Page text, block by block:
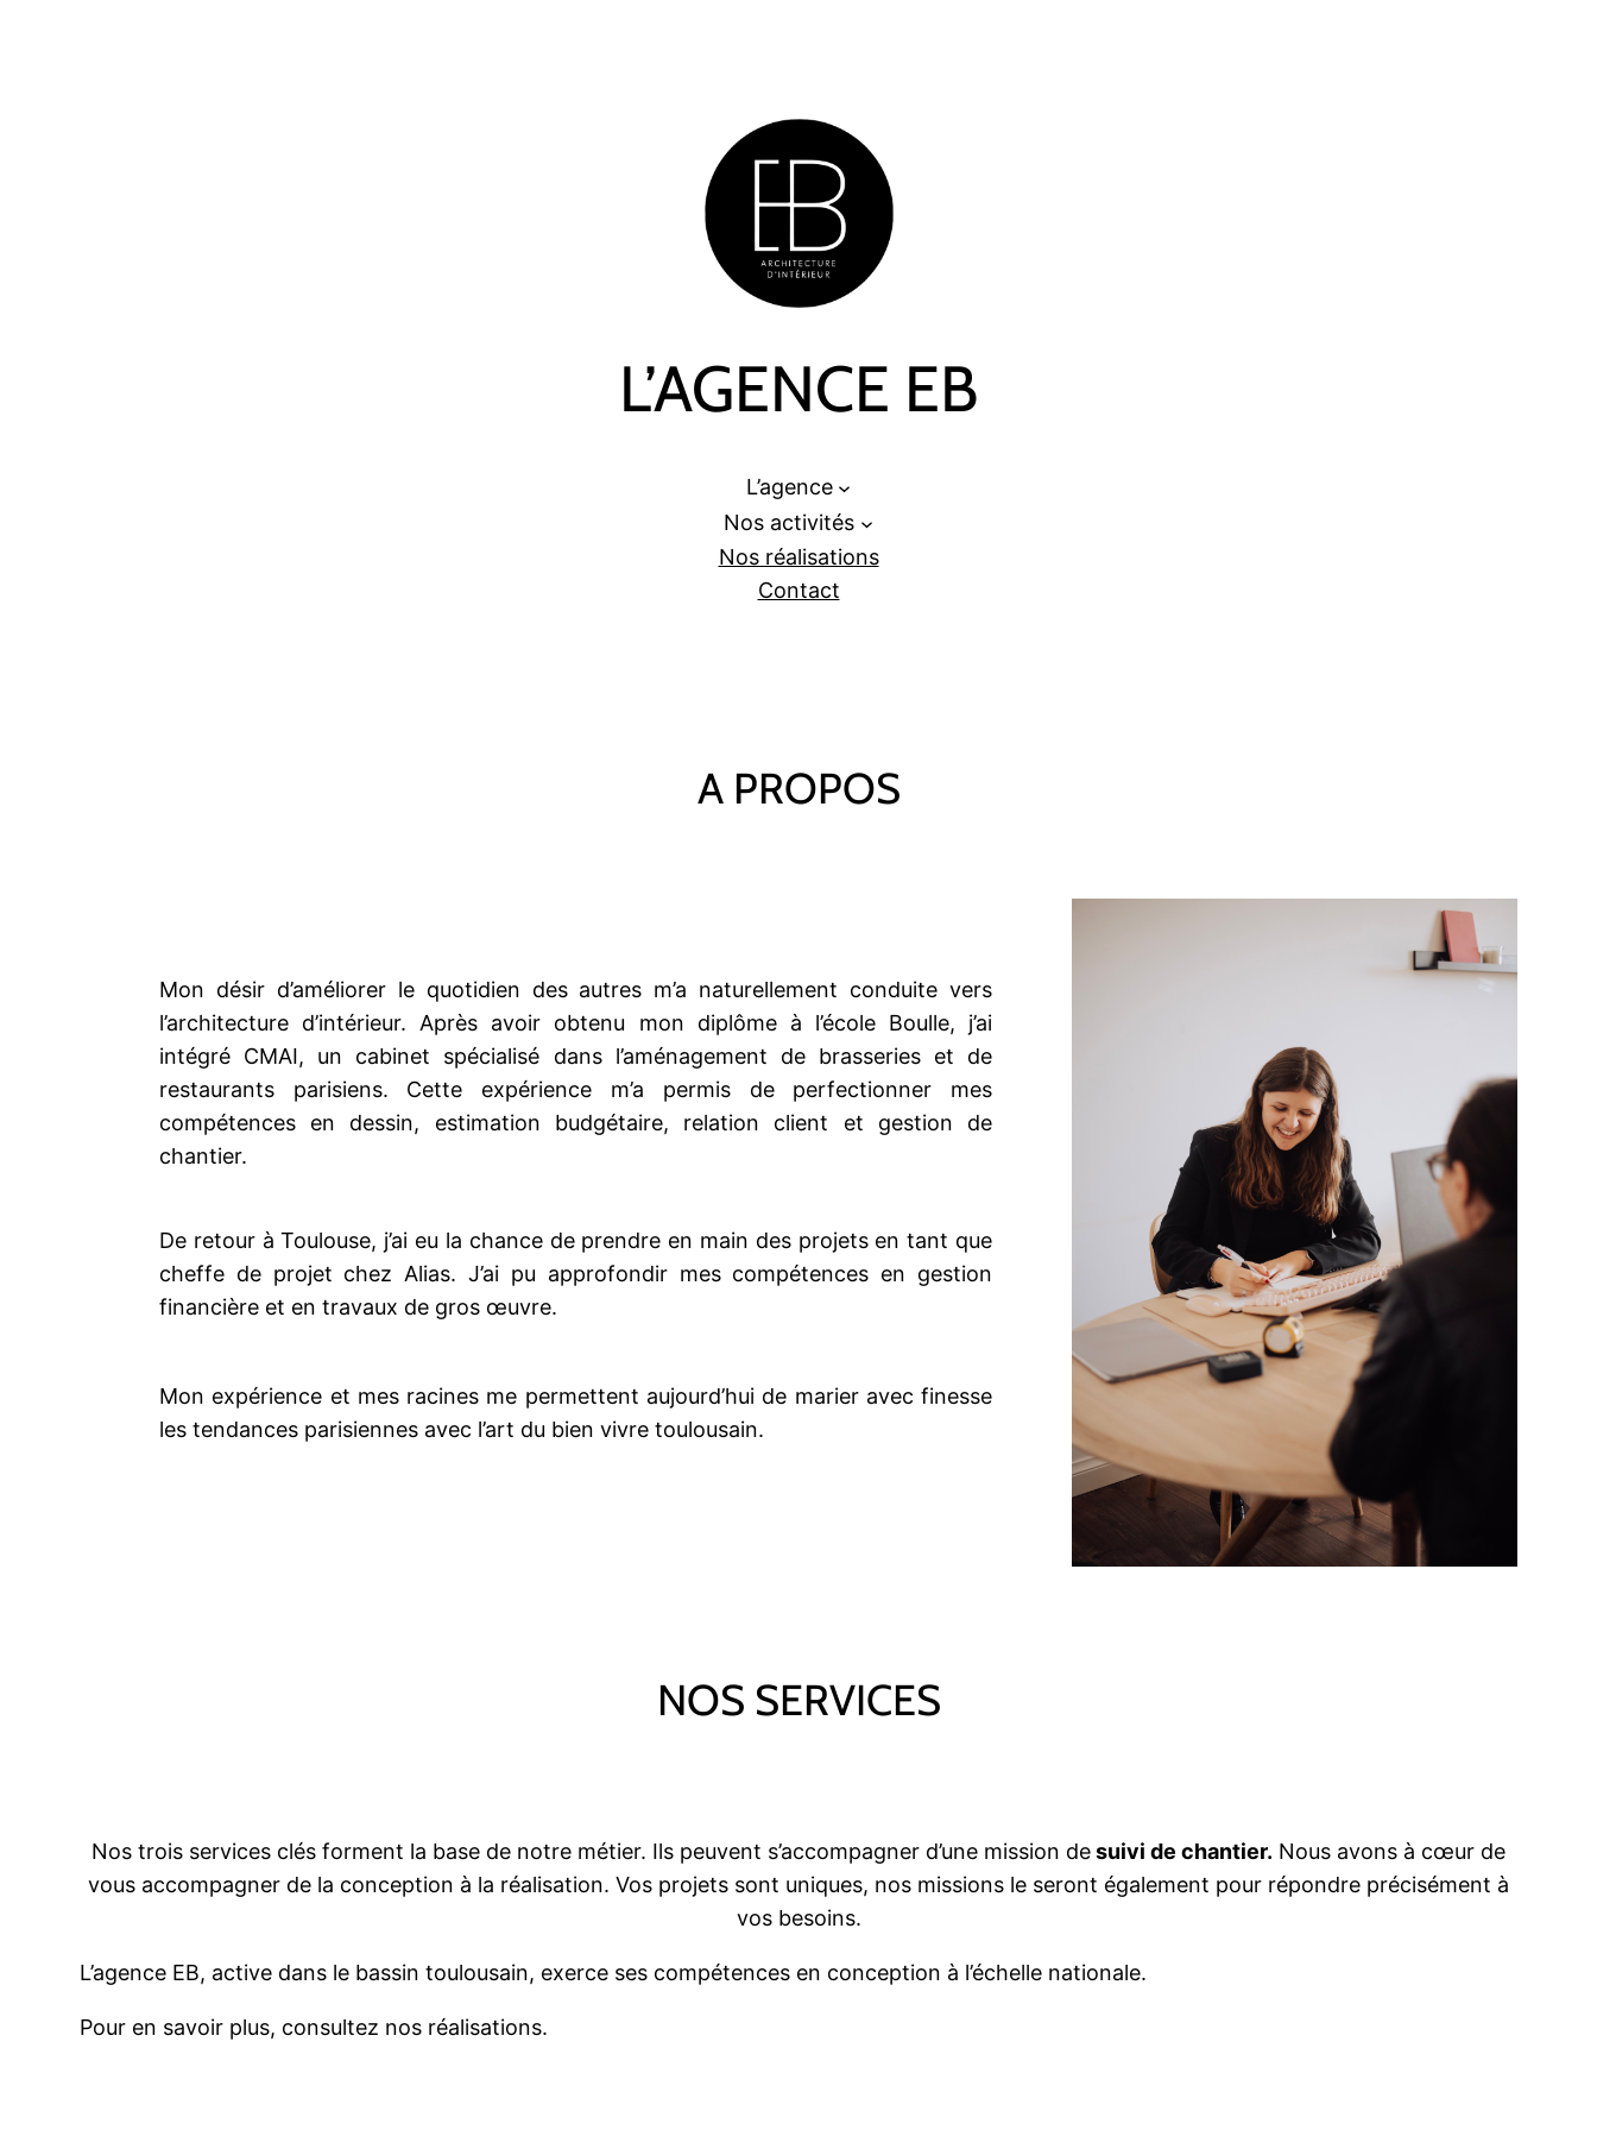
L’AGENCE EB
L’agence
Nos activités
Nos réalisations
Contact
A PROPOS
Mon désir d’améliorer le quotidien des autres m’a naturellement conduite vers
l’architecture d’intérieur. Après avoir obtenu mon diplôme à l’école Boulle, j’ai
intégré CMAI, un cabinet spécialisé dans l’aménagement de brasseries et de
restaurants parisiens. Cette expérience m’a permis de perfectionner mes
compétences en dessin, estimation budgétaire, relation client et gestion de
chantier.
De retour à Toulouse, j’ai eu la chance de prendre en main des projets en tant que
cheffe de projet chez Alias. J’ai pu approfondir mes compétences en gestion
financière et en travaux de gros œuvre.
Mon expérience et mes racines me permettent aujourd’hui de marier avec finesse
les tendances parisiennes avec l’art du bien vivre toulousain.
NOS SERVICES
Nos trois services clés forment la base de notre métier. Ils peuvent s’accompagner d’une mission desuivi de chantier. Nous avons à cœur de
vous accompagner de la conception à la réalisation. Vos projets sont uniques, nos missions le seront également pour répondre précisément à
vos besoins.
L’agence EB, active dans le bassin toulousain, exerce ses compétences en conception à l’échelle nationale.
Pour en savoir plus, consultez nos réalisations.